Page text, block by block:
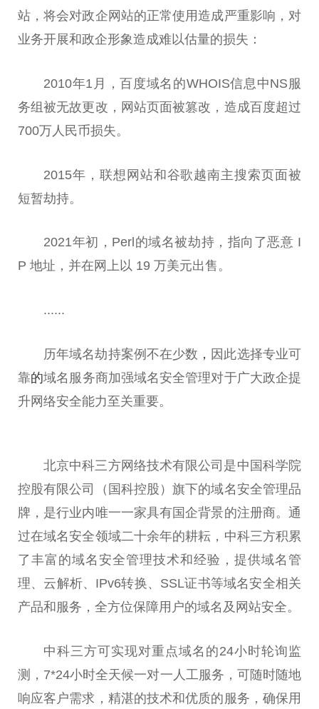
站，将会对政企网站的正常使用造成严重影响，对
业务开展和政企形象造成难以估量的损失：
2010年1月，百度域名的WHOIS信息中NS服
务组被无故更改，网站页面被篡改，造成百度超过
700万人民币损失。
2015年，联想网站和谷歌越南主搜索页面被
短暂劫持。
2021年初，Perl的域名被劫持，指向了恶意 I
P 地址，并在网上以 19 万美元出售。
......
历年域名劫持案例不在少数 ， 因此选择专业可
靠的域名服务商加强域名安全管理对于广大政企提
升网络安全能力至关重要。
北京中科三方网络技术有限公司是中国科学院
控股有限公司（国科控股）旗下的域名安全管理品
牌，是行业内唯一一家具有国企背景的注册商。通
过在域名安全领域二十余年的耕耘，中科三方积累
了丰富的域名安全管理技术和经验，提供域名管
理、云解析、IPv6转换、SSL证书等域名安全相关
产品和服务，全方位保障用户的域名及网站安全。
中科三方可实现对重点域名的24小时轮询监
测，7*24小时全天候一对一人工服务，可随时随地
响应客户需求，精湛的技术和优质的服务，确保用